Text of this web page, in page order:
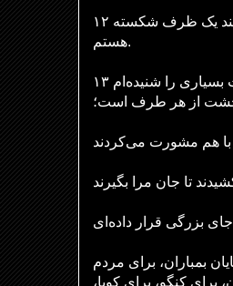
۱۲ من مانند یک مرده فراموش شده‌ام، از ذهن رفته‌ام؛ من مانند یک ظرف شکسته
هستم.
از هر طرف است؛
بمباران، برای مردم
برای کنگو، برای کوبا،